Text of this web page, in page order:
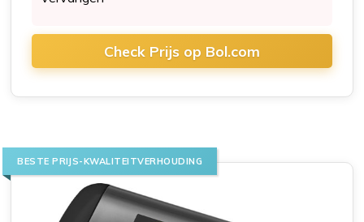
Check Prijs op Bol.com
BESTE PRIJS-KWALITEITVERHOUDING